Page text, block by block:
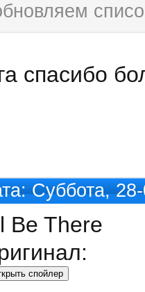
спасибо
Суббота,
Be There